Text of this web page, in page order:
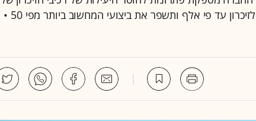
אנבידיה, ומייסדיה בטוחים שהיא תגדיל את הנגישות לזיכרון עד פי אלף ותשפר את ביצועי המחשוב ביותר מפי 50 •